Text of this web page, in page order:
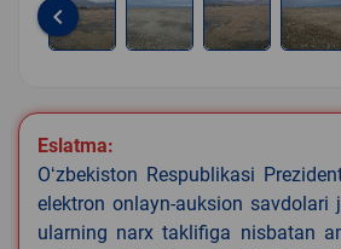
of
4
keyboard_arrow_left
Eslatma:
Oʻzbekiston Respublikasi
elektron onlayn-auksion
ularning narx taklifiga nisbatan